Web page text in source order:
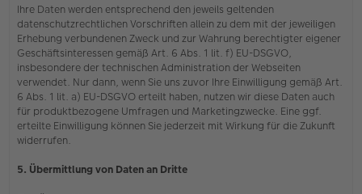
Ihre Daten werden entsprechend den jeweils geltenden
datenschutzrechtlichen Vorschriften allein zu dem mit der jeweiligen
Erhebung verbundenen Zweck und zur Wahrung berechtigter eigener
Geschäftsinteressen gemäß Art. 6 Abs. 1 lit. f) EU-DSGVO,
insbesondere der technischen Administration der Webseiten
verwendet. Nur dann, wenn Sie uns zuvor Ihre Einwilligung gemäß Art.
6 Abs. 1 lit. a) EU-DSGVO erteilt haben, nutzen wir diese Daten auch
für produktbezogene Umfragen und Marketingzwecke. Eine ggf.
erteilte Einwilligung können Sie jederzeit mit Wirkung für die Zukunft
widerrufen.
5. Übermittlung von Daten an Dritte